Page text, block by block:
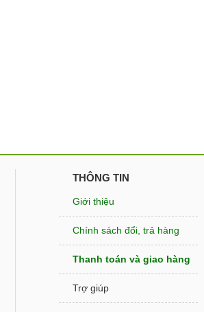
THÔNG TIN
Giới thiệu
Chính sách đổi, trả hàng
Thanh toán và giao hàng
Trợ giúp